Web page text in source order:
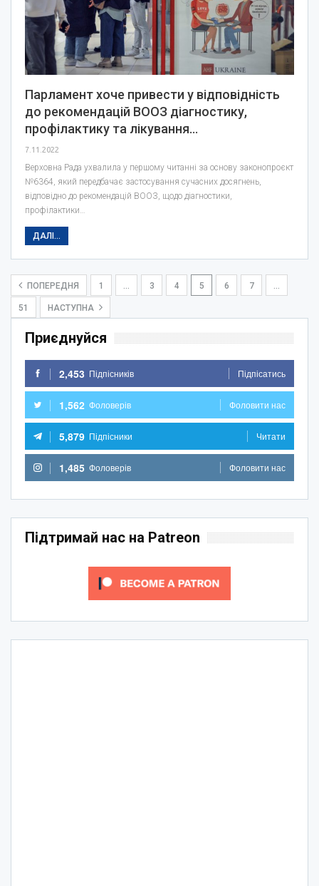
Парламент хоче привести у відповідність
до рекомендацій ВООЗ діагностику,
профілактику та лікування…
7.11.2022
Верховна Рада ухвалила у першому читанні за основу законопроєкт
№6364, який передбачає застосування сучасних досягнень,
відповідно до рекомендацій ВООЗ, щодо діагностики,
профілактики…
ДАЛІ...
ПОПЕРЕДНЯ 1 3 4 5 6 7
51 НАСТУПНА
Приєднуйся
2,453 Підпісників Підпісатись
1,562 Фоловерів Фоловити нас
5,879 Підпісники Читати
1,485 Фоловерів Фоловити нас
Підтримай нас на Patreon